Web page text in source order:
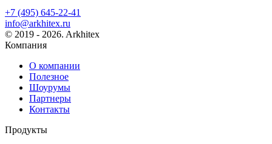
+7 (495) 645-22-41
info@arkhitex.ru
© 2019 - 2026. Arkhitex
Компания
О компании
Полезное
Шоурумы
Партнеры
Контакты
Продукты